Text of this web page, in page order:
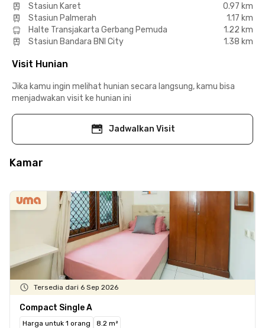
Stasiun Karet
0.97 km
Stasiun Palmerah
1.17 km
Halte Transjakarta Gerbang Pemuda
1.22 km
Stasiun Bandara BNI City
1.38 km
Visit Hunian
Jika kamu ingin melihat hunian secara langsung, kamu bisa
menjadwakan visit ke hunian ini
Jadwalkan Visit
Kamar
Tersedia dari 6 Sep 2026
Compact Single A
Harga untuk 1 orang
8.2 m²